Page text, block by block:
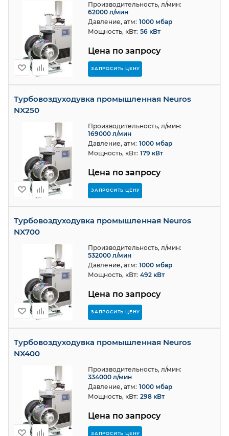
Цена по запросу
ЗАПРОСИТЬ ЦЕНУ
Производительность, л/мин:
62000 л/мин
Давление, атм: 1000 мбар
Мощность, кВт: 56 кВт
Турбовоздуходувка промышленная Neuros
NX250
Цена по запросу
ЗАПРОСИТЬ ЦЕНУ
Производительность, л/мин:
169000 л/мин
Давление, атм: 1000 мбар
Мощность, кВт: 179 кВт
Турбовоздуходувка промышленная Neuros
NX700
Цена по запросу
ЗАПРОСИТЬ ЦЕНУ
Производительность, л/мин:
532000 л/мин
Давление, атм: 1000 мбар
Мощность, кВт: 492 кВт
Турбовоздуходувка промышленная Neuros
NX400
Цена по запросу
ЗАПРОСИТЬ ЦЕНУ
Производительность, л/мин:
334000 л/мин
Давление, атм: 1000 мбар
Мощность, кВт: 298 кВт